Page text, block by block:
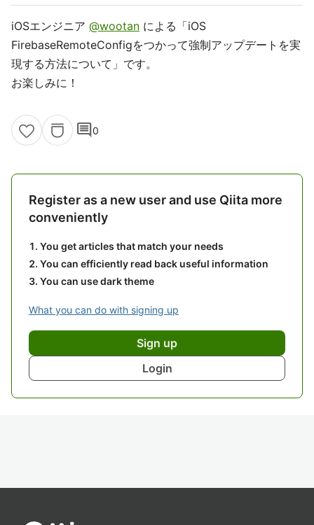
iOSエンジニア @wootan による「iOS
FirebaseRemoteConfigをつかって強制アップデートを実
現する方法について」です。
お楽しみに！
comment0
Register as a new user and use Qiita more
conveniently
You get articles that match your needs
You can efficiently read back useful information
You can use dark theme
What you can do with signing up
Sign up
Login